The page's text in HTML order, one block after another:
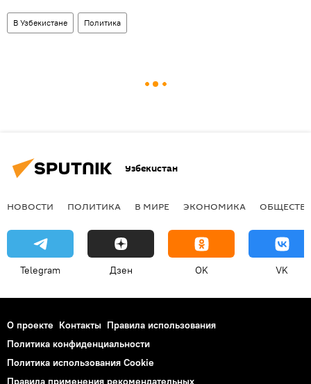
В Узбекистане Политика
Узбекистан
НОВОСТИ ПОЛИТИКА В МИРЕ ЭКОНОМИКА
Telegram Дзен OK VK
О проекте Контакты Правила использования
Политика конфиденциальности
Политика использования Cookie